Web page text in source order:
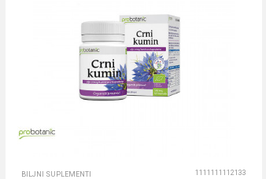
BILJNI SUPLEMENTI 1111111112133